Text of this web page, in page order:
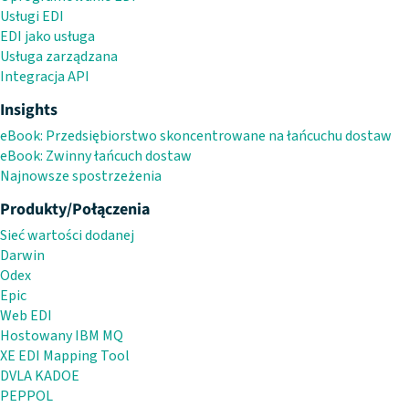
Usługi EDI
EDI jako usługa
Usługa zarządzana
Integracja API
Insights
eBook: Przedsiębiorstwo skoncentrowane na łańcuchu dostaw
eBook: Zwinny łańcuch dostaw
Najnowsze spostrzeżenia
Produkty/Połączenia
Sieć wartości dodanej
Darwin
Odex
Epic
Web EDI
Hostowany IBM MQ
XE EDI Mapping Tool
DVLA KADOE
PEPPOL